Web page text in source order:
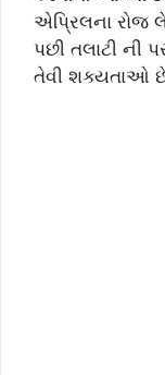
એપ્રિલના રોજ
પછી તલાટી ની
તેવી શક્યતાઓ